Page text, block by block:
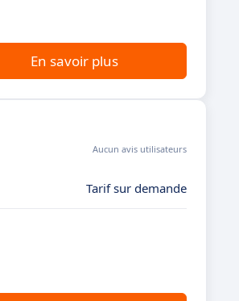
En savoir plus
Aucun avis utilisateurs
Tarif sur demande